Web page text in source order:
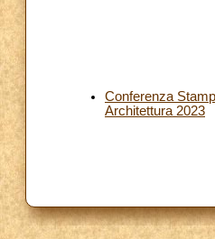
Conferenza
Architettura 2023